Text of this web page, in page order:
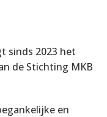
sinds 2023 het
de Stichting MKB
en